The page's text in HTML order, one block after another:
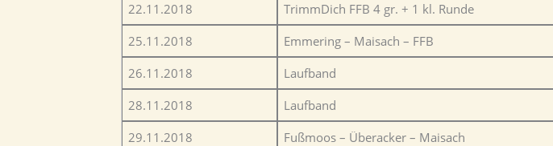
22.11.2018
TrimmDich FFB 4 gr. + 1 kl. Runde
25.11.2018
Emmering – Maisach – FFB
26.11.2018
Laufband
28.11.2018
Laufband
29.11.2018
Fußmoos – Überacker – Maisach